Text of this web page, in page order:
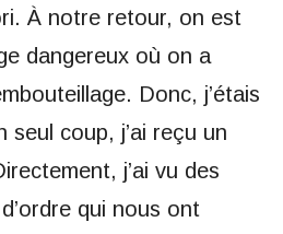
À notre retour, on est
dangereux où on a
Donc, j’étais
seul coup, j’ai reçu un
j’ai vu des
qui nous ont